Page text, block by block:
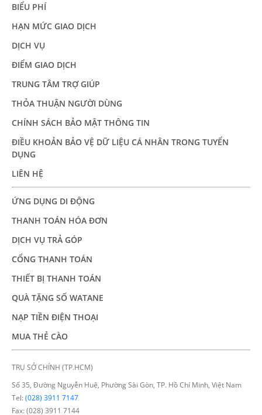
BIỂU PHÍ
HẠN MỨC GIAO DỊCH
DỊCH VỤ
ĐIỂM GIAO DỊCH
TRUNG TÂM TRỢ GIÚP
THỎA THUẬN NGƯỜI DÙNG
CHÍNH SÁCH BẢO MẬT THÔNG TIN
ĐIỀU KHOẢN BẢO VỆ DỮ LIỆU CÁ NHÂN TRONG TUYỂN
DỤNG
LIÊN HỆ
ỨNG DỤNG DI ĐỘNG
THANH TOÁN HÓA ĐƠN
DỊCH VỤ TRẢ GÓP
CỔNG THANH TOÁN
THIẾT BỊ THANH TOÁN
QUÀ TẶNG SỐ WATANE
NẠP TIỀN ĐIỆN THOẠI
MUA THẺ CÀO
TRỤ SỞ CHÍNH (TP.HCM)
Số 35, Đường Nguyễn Huệ, Phường Sài Gòn, TP. Hồ Chí Minh, Việt Nam
Tel:(028) 3911 7147
Fax: (028) 3911 7144